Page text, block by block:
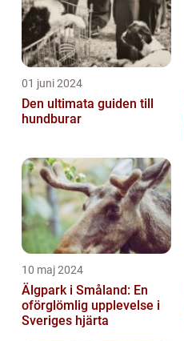
01 juni 2024
Den ultimata guiden till
hundburar
10 maj 2024
Älgpark i Småland: En
oförglömlig upplevelse i
Sveriges hjärta